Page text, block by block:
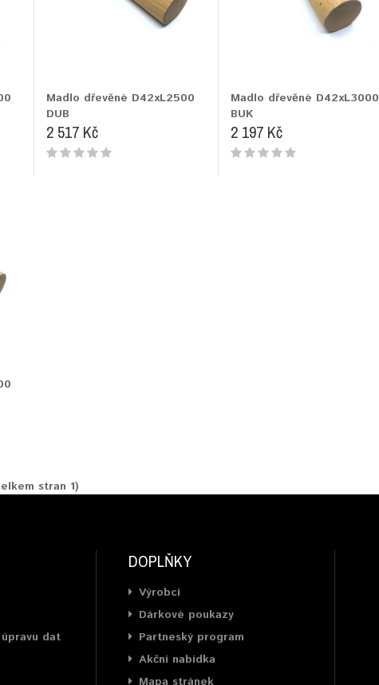
Madlo dřevěné D42xL2500
DUB
2 517 Kč
Madlo dřevěné D42xL3000
BUK
2 197 Kč
stran 1)
dat
DOPLŇKY
Výrobci
Dárkové poukazy
Partneský program
Akční nabídka
Mapa stránek